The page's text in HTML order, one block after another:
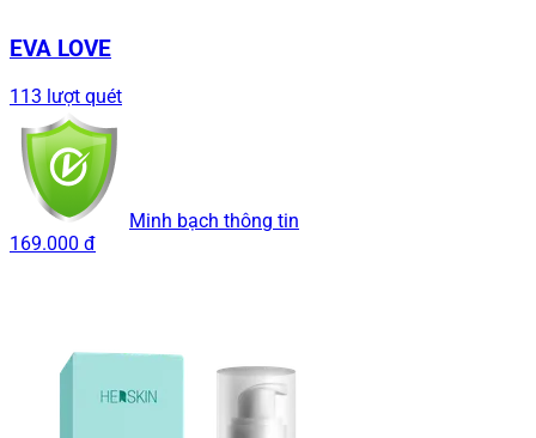
EVA LOVE
113 lượt quét
Minh bạch thông tin
169.000 đ